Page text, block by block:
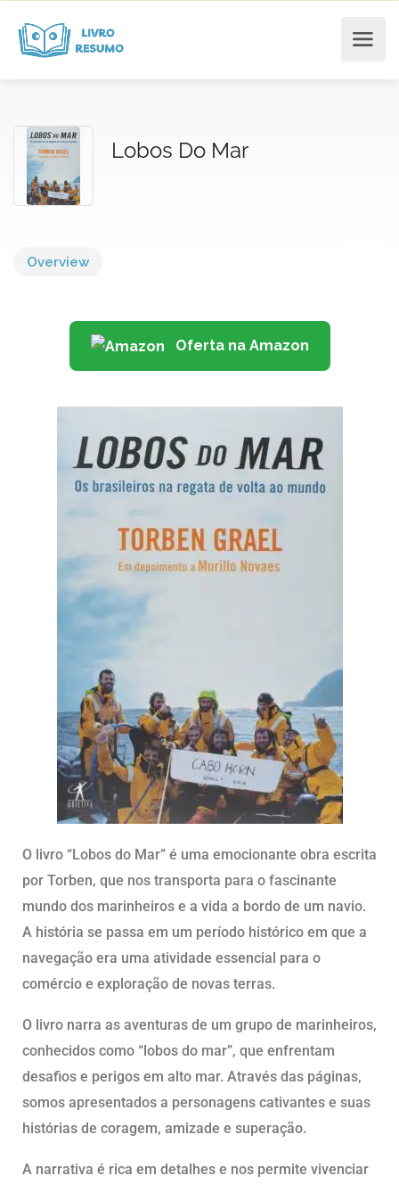
Lobos Do Mar
Overview
Oferta na Amazon
O livro “Lobos do Mar” é uma emocionante obra escrita
por Torben, que nos transporta para o fascinante
mundo dos marinheiros e a vida a bordo de um navio.
A história se passa em um período histórico em que a
navegação era uma atividade essencial para o
comércio e exploração de novas terras.
O livro narra as aventuras de um grupo de marinheiros,
conhecidos como “lobos do mar”, que enfrentam
desafios e perigos em alto mar. Através das páginas,
somos apresentados a personagens cativantes e suas
histórias de coragem, amizade e superação.
A narrativa é rica em detalhes e nos permite vivenciar